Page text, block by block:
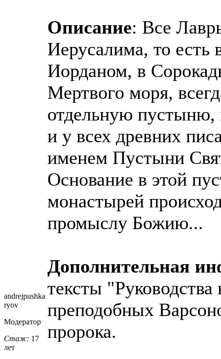
andrejpushka
ryov
Модератор
Стаж: 17
лет
Описание: Все
Иерусалима, то есть
Иорданом, в
Мертвого моря,
отдельную пустыню,
и у всех древних
именем Пустыни
Основание в этой
монастырей
промыслу Божию...
Дополнительная
тексты
преподобных
пророка.